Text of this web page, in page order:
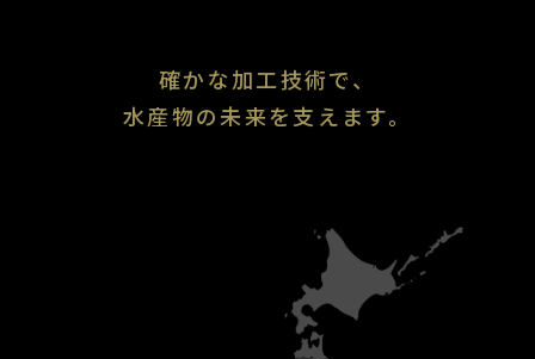
確かな加工技術で、
水産物の未来を支えます。